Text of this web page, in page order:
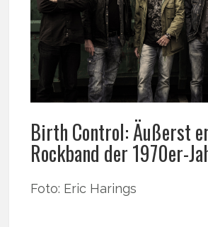
Birth Control: Äußerst
Rockband der 1970er-
Foto: Eric Harings